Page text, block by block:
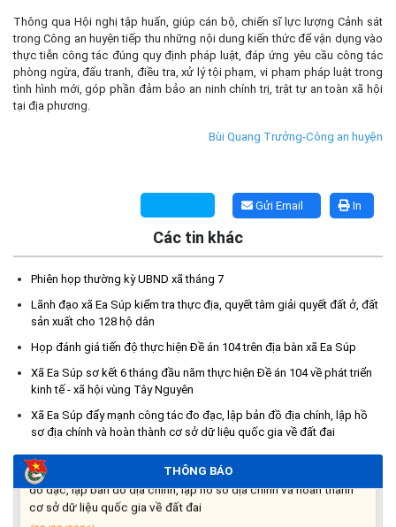
Thông qua Hội nghị tập huấn, giúp cán bộ, chiến sĩ lực lượng Cảnh sát
trong Công an huyện tiếp thu những nội dung kiến thức để vận dụng vào
thực tiễn công tác đúng quy định pháp luật, đáp ứng yêu cầu công tác
phòng ngừa, đấu tranh, điều tra, xử lý tội phạm, vi phạm pháp luật trong
tình hình mới, góp phần đảm bảo an ninh chính trị, trật tự an toàn xã hội
tại địa phương.
Bùi Quang Trưởng-Công an huyện
In
Gửi Email
Các tin khác
Phiên họp thường kỳ UBND xã tháng 7
Lãnh đạo xã Ea Súp kiểm tra thực địa, quyết tâm giải quyết đất ở, đất
sản xuất cho 128 hộ dân
Họp đánh giá tiến độ thực hiện Đề án 104 trên địa bàn xã Ea Súp
Xã Ea Súp sơ kết 6 tháng đầu năm thực hiện Đề án 104 về phát triển
kinh tế - xã hội vùng Tây Nguyên
Xã Ea Súp đẩy mạnh công tác đo đạc, lập bản đồ địa chính, lập hồ
sơ địa chính và hoàn thành cơ sở dữ liệu quốc gia về đất đai
THÔNG BÁO
xác định được thông tin trong nghĩa trang liệt sĩ trên địa bàn xã
Ea Súp để giám định AND
(06/08/2026)
cấp đất sản xuất cho các hộ nghèo, cận nghèo thiếu đất sản
xuất trên địa bàn xã.
(06/08/2026)
THÔNG BÁO: Cảnh báo thủ đoạn lừa đảo thông qua công tác
đo đạc, lập bản đồ địa chính, lập hồ sơ địa chính và hoàn thành
cơ sở dữ liệu quốc gia về đất đai